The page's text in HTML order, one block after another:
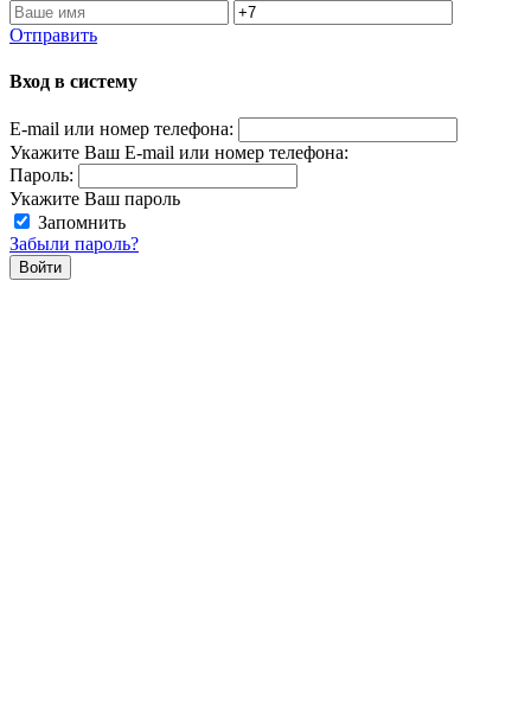
Отправить
Вход в систему
E-mail или номер телефона:
Укажите Ваш E-mail или номер телефона:
Пароль:
Укажите Ваш пароль
Запомнить
Забыли пароль?